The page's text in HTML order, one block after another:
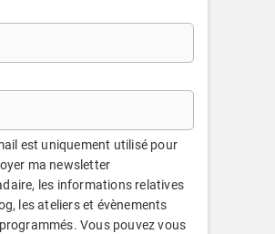
est uniquement utilisé pour
ma newsletter
les informations relatives
les ateliers et évènements
Vous pouvez vous